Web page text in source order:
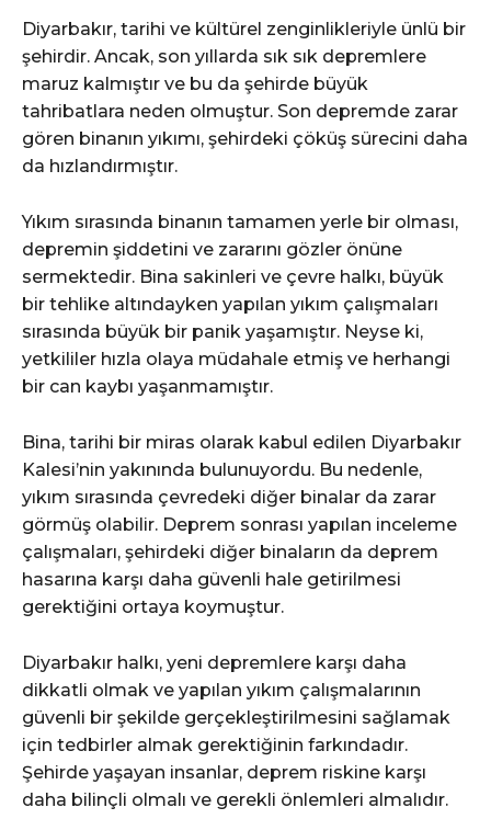
Diyarbakır, tarihi ve kültürel zenginlikleriyle ünlü bir
şehirdir. Ancak, son yıllarda sık sık depremlere
maruz kalmıştır ve bu da şehirde büyük
tahribatlara neden olmuştur. Son depremde zarar
gören binanın yıkımı, şehirdeki çöküş sürecini daha
da hızlandırmıştır.
Yıkım sırasında binanın tamamen yerle bir olması,
depremin şiddetini ve zararını gözler önüne
sermektedir. Bina sakinleri ve çevre halkı, büyük
bir tehlike altındayken yapılan yıkım çalışmaları
sırasında büyük bir panik yaşamıştır. Neyse ki,
yetkililer hızla olaya müdahale etmiş ve herhangi
bir can kaybı yaşanmamıştır.
Bina, tarihi bir miras olarak kabul edilen Diyarbakır
Kalesi’nin yakınında bulunuyordu. Bu nedenle,
yıkım sırasında çevredeki diğer binalar da zarar
görmüş olabilir. Deprem sonrası yapılan inceleme
çalışmaları, şehirdeki diğer binaların da deprem
hasarına karşı daha güvenli hale getirilmesi
gerektiğini ortaya koymuştur.
Diyarbakır halkı, yeni depremlere karşı daha
dikkatli olmak ve yapılan yıkım çalışmalarının
güvenli bir şekilde gerçekleştirilmesini sağlamak
için tedbirler almak gerektiğinin farkındadır.
Şehirde yaşayan insanlar, deprem riskine karşı
daha bilinçli olmalı ve gerekli önlemleri almalıdır.